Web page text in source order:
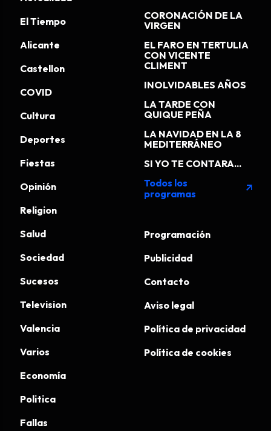
El Tiempo
Alicante
Castellon
COVID
Cultura
Deportes
Fiestas
Opinión
Religion
Salud
Sociedad
Sucesos
Television
Valencia
Varios
Economía
Politica
Fallas
CORONACIÓN DE LA
VIRGEN
EL FARO EN TERTULIA
CON VICENTE
CLIMENT
INOLVIDABLES AÑOS
LA TARDE CON
QUIQUE PEÑA
LA NAVIDAD EN LA 8
MEDITERRÁNEO
SI YO TE CONTARA...
Todos los
programas
arrow_outward
Programación
Publicidad
Contacto
Aviso legal
Política de privacidad
Política de cookies